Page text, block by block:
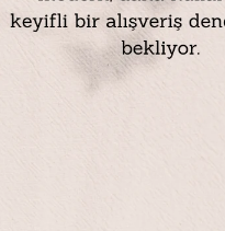
Tablo Ölçüsü:
Çerçeveli
Çerçeve Rengi:
Teslimat
**